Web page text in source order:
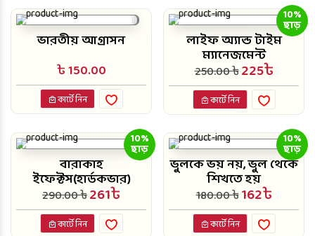
ভারতীয় আগ্রাসন
৳ 150.00
কার্টে নিন
10%
ছাড়
লাইফ অ্যান্ড টাইম
ম্যানেজমেন্ট
250.00 ৳225৳
কার্টে নিন
10%
ছাড়
বারাকাহ
ইফেক্টস(হার্ডকভার)
290.00 ৳261৳
কার্টে নিন
10%
ছাড়
ভুলকে ভয় নয়, ভুল থেকে
শিখতে হয়
180.00 ৳162৳
কার্টে নিন